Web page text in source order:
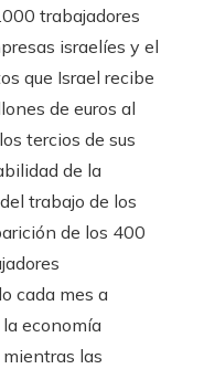
trabajadores
israelíes y el
que Israel recibe
de euros al
tercios de sus
de la
trabajo de los
de los 400
cada mes a
economía
las